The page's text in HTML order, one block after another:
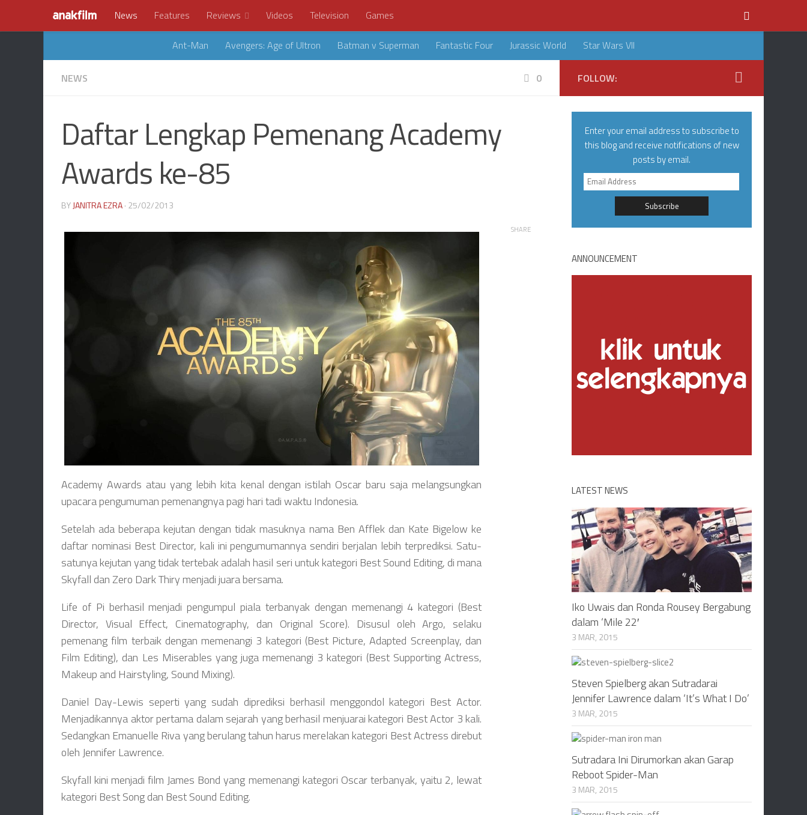
News Features Reviews Videos Television Games
Ant-Man Avengers: Age of Ultron Batman v Superman Fantastic Four Jurassic World Star Wars VII
NEWS 0
Daftar Lengkap Pemenang Academy
Awards ke-85
BYJANITRA EZRA· 25/02/2013
Academy Awards atau yang lebih kita kenal dengan istilah Oscar baru saja melangsungkan
upacara pengumuman pemenangnya pagi hari tadi waktu Indonesia.
Setelah ada beberapa kejutan dengan tidak masuknya nama Ben Afflek dan Kate Bigelow ke
daftar nominasi Best Director, kali ini pengumumannya sendiri berjalan lebih terprediksi. Satu-
satunya kejutan yang tidak tertebak adalah hasil seri untuk kategori Best Sound Editing, di mana
Skyfall dan Zero Dark Thiry menjadi juara bersama.
Life of Pi berhasil menjadi pengumpul piala terbanyak dengan memenangi 4 kategori (Best
Director, Visual Effect, Cinematography, dan Original Score). Disusul oleh Argo, selaku
pemenang film terbaik dengan memenangi 3 kategori (Best Picture, Adapted Screenplay, dan
Film Editing), dan Les Miserables yang juga memenangi 3 kategori (Best Supporting Actress,
Makeup and Hairstyling, Sound Mixing).
Daniel Day-Lewis seperti yang sudah diprediksi berhasil menggondol kategori Best Actor.
Menjadikannya aktor pertama dalam sejarah yang berhasil menjuarai kategori Best Actor 3 kali.
Sedangkan Emanuelle Riva yang berulang tahun harus merelakan kategori Best Actress direbut
oleh Jennifer Lawrence.
Skyfall kini menjadi film James Bond yang memenangi kategori Oscar terbanyak, yaitu 2, lewat
kategori Best Song dan Best Sound Editing.
SHARE
FOLLOW:
Enter your email address to subscribe to
this blog and receive notifications of new
posts by email.
Email
Address
ANNOUNCEMENT
LATEST NEWS
Iko Uwais dan Ronda Rousey Bergabung
dalam ‘Mile 22′
3 MAR, 2015
Steven Spielberg akan Sutradarai
Jennifer Lawrence dalam ‘It’s What I Do’
3 MAR, 2015
Sutradara Ini Dirumorkan akan Garap
Reboot Spider-Man
3 MAR, 2015